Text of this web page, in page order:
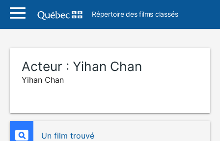
Répertoire des films classés
Acteur : Yihan Chan
Yihan Chan
Un film trouvé